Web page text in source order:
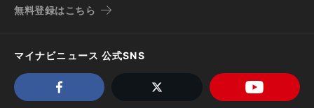
無料登録はこちら
マイナビニュース 公式SNS